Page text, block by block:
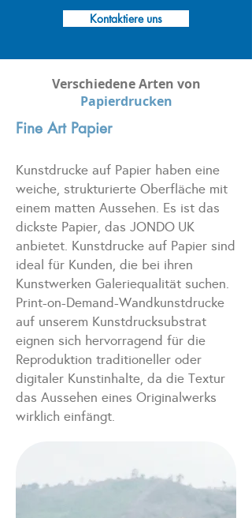
Kontaktiere uns
Verschiedene Arten von
Papierdrucken
Fine Art Papier
Kunstdrucke auf Papier haben eine
weiche, strukturierte Oberfläche mit
einem matten Aussehen. Es ist das
dickste Papier, das JONDO UK
anbietet. Kunstdrucke auf Papier sind
ideal für Kunden, die bei ihren
Kunstwerken Galeriequalität suchen.
Print-on-Demand-Wandkunstdrucke
auf unserem Kunstdrucksubstrat
eignen sich hervorragend für die
Reproduktion traditioneller oder
digitaler Kunstinhalte, da die Textur
das Aussehen eines Originalwerks
wirklich einfängt.